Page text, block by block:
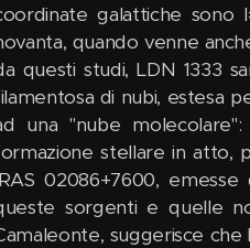
galattiche sono
quando venne
questi studi, LDN 1333
di nubi, estesa
una "nube
stellare in atto,
02086+7600,
sorgenti e quelle
suggerisce che